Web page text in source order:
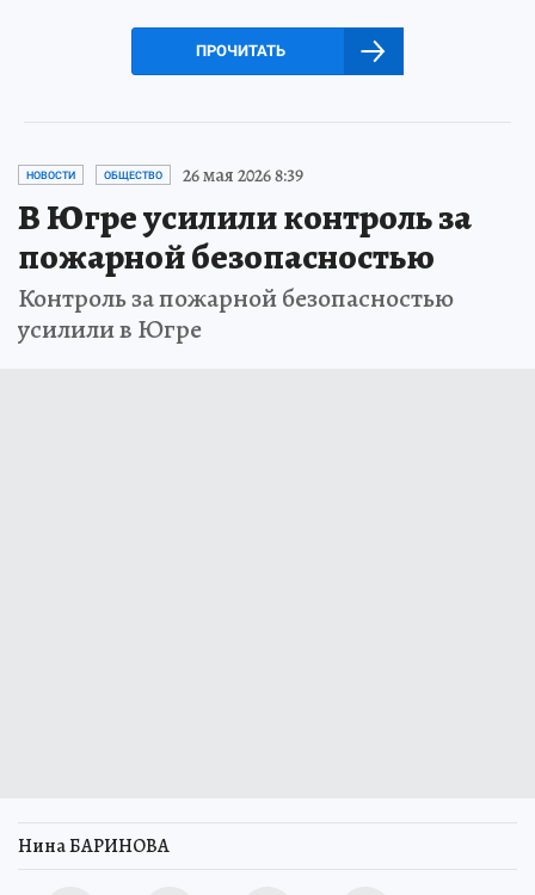
ПРОЧИТАТЬ
НОВОСТИ ОБЩЕСТВО 26 мая 2026 8:39
В Югре усилили контроль за
пожарной безопасностью
Контроль за пожарной безопасностью
усилили в Югре
Нина БАРИНОВА